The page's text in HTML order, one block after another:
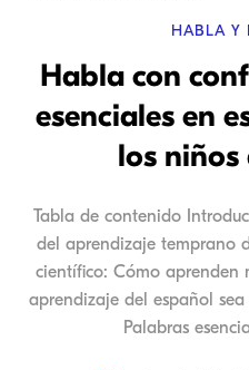
HABLA Y
Habla con
esenciales en
los
Tabla de contenido
del aprendizaje temprano
científico: Cómo aprenden
aprendizaje del español
Palabras